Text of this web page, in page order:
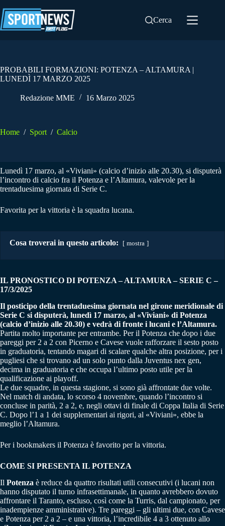
al
contenuto
Cerca
PROBABILI FORMAZIONI: POTENZA – ALTAMURA |
LUNEDÌ 17 MARZO 2025
Redazione MME 16 Marzo 2025
Home / Sport / Calcio
Lunedì 17 marzo, al «Viviani» (calcio d’inizio alle 20.30), si disputerà
l’incontro di calcio fra il Potenza e l’Altamura, valevole per la
trentaduesima giornata di Serie C.
Favorita per la vittoria è la squadra lucana.
Cosa troverai in questo articolo: mostra
IL PRONOSTICO DI POTENZA – ALTAMURA–SERIE C –
17/3/2025
Il posticipo della trentaduesima giornata nel girone meridionale di
Serie C si disputerà, lunedì 17 marzo, al «Viviani» di Potenza
(calcio d’inizio alle 20.30) e vedrà di fronte i lucani e l’Altamura.
Partita molto importante per entrambe. Per il Potenza che dopo i due
pareggi per 2 a 2 con Picerno e Cavese vuole rafforzare il sesto posto
in graduatoria, tentando magari di scalare qualche altra posizione, per i
pugliesi che si trovano ad un solo punto dalla Juventus nex gen,
decima in graduatoria e che occupa l’ultimo posto utile per la
qualificazione ai playoff.
Le due squadre, in questa stagione, si sono già affrontate due volte.
Nel match di andata, lo scorso 4 novembre, quando l’incontro si
concluse in parità, 2 a 2, e, negli ottavi di finale di Coppa Italia di Serie
C. Dopo l’1 a 1 dei supplementari ai rigori, al «Viviani», ebbe la
meglio l’Altamura.
Per i bookmakers il Potenza è favorito per la vittoria.
COME SI PRESENTA IL POTENZA
Il Potenza è reduce da quattro risultati utili consecutivi (i lucani non
hanno disputato il turno infrasettimanale, in quanto avrebbero dovuto
affrontare il Taranto, escluso, così come la Turris, dal campionato, per
inadempienze amministrative). Tre pareggi – gli ultimi due, con Cavese
e Potenza per 2 a 2 – e una vittoria, l’incredibile 4 a 3 ottenuto allo